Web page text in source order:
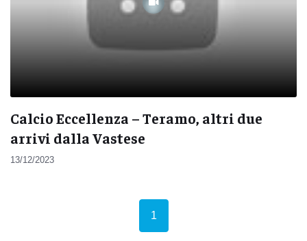
Calcio Eccellenza – Teramo, altri due
arrivi dalla Vastese
13/12/2023
1